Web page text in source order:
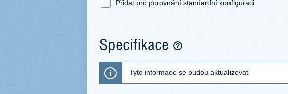
Přidat pro porovnání standardní konfiguraci
Specifikace
Tyto informace se budou aktualizovat